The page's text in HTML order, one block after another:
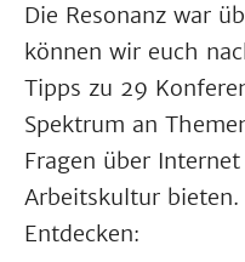
Die Resonanz war
können wir euch
Tipps zu 29
Spektrum an
Fragen über
Arbeitskultur bieten.
Entdecken: